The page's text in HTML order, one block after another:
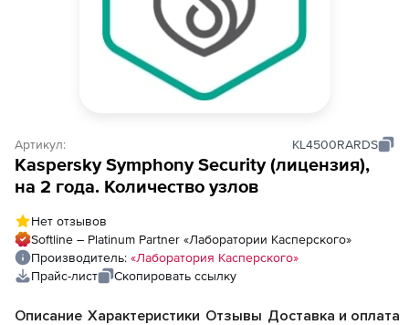
Артикул: KL4500RARDS
Kaspersky Symphony Security (лицензия),
на 2 года. Количество узлов
Нет отзывов
Softline – Platinum Partner «Лаборатории Касперского»
Производитель: «Лаборатория Касперского»
Прайс-лист
Скопировать ссылку
Описание Характеристики Отзывы Доставка и оплата